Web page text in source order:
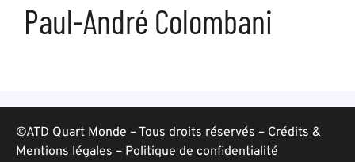
Paul-André Colombani
©ATD Quart Monde – Tous droits réservés – Crédits &
Mentions légales – Politique de confidentialité